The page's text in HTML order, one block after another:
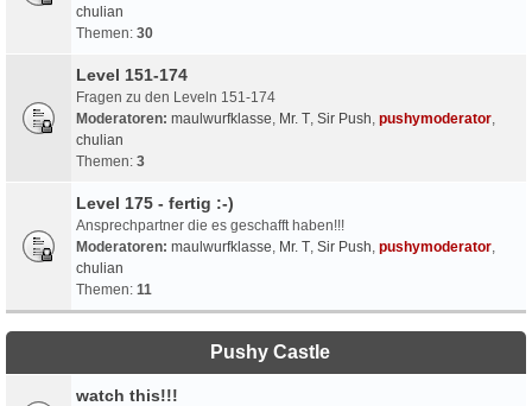
chulian
Themen: 30
Level 151-174
Fragen zu den Leveln 151-174
Moderatoren: maulwurfklasse, Mr. T, Sir Push, pushymoderator,
chulian
Themen: 3
Level 175 - fertig :-)
Ansprechpartner die es geschafft haben!!!
Moderatoren: maulwurfklasse, Mr. T, Sir Push, pushymoderator,
chulian
Themen: 11
Pushy Castle
watch this!!!